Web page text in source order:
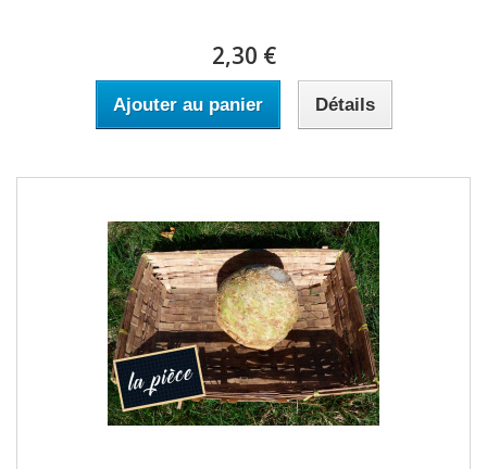
2,30 €
Ajouter au panier Détails